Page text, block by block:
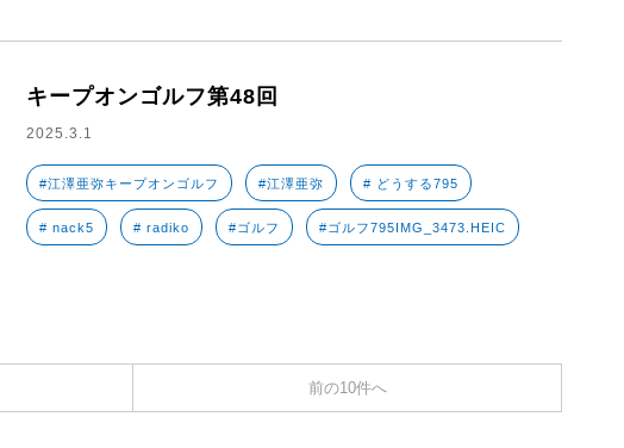
キープオンゴルフ第48回
2025.3.1
#江澤亜弥キープオンゴルフ #江澤亜弥 # どうする795
# nack5 # radiko #ゴルフ #ゴルフ795IMG_3473.HEIC
前の10件へ